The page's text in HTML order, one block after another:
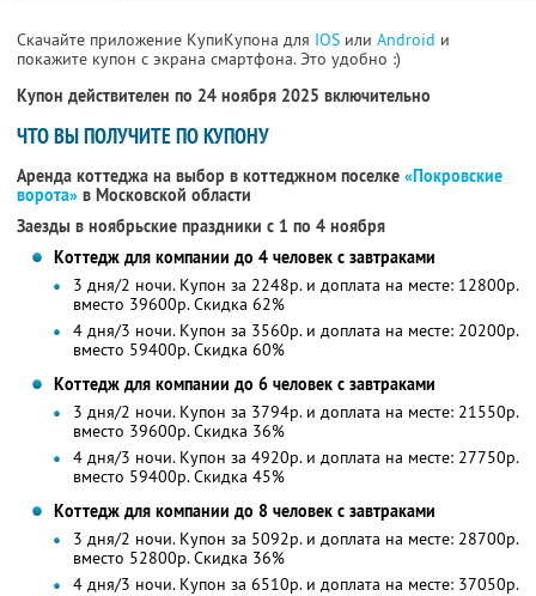
Скачайте приложение КупиКупона для IOS или Android и
покажите купон с экрана смартфона. Это удобно :)
Купон действителен по 24 ноября 2025 включительно
ЧТО ВЫ ПОЛУЧИТЕ ПО КУПОНУ
Аренда коттеджа на выбор в коттеджном поселке «Покровские
ворота» в Московской области
Заезды в ноябрьские праздники с 1 по 4 ноября
Коттедж для компании до 4 человек с завтраками
3 дня/2 ночи. Купон за 2248р. и доплата на месте: 12800р.
вместо 39600р. Скидка 62%
4 дня/3 ночи. Купон за 3560р. и доплата на месте: 20200р.
вместо 59400р. Скидка 60%
Коттедж для компании до 6 человек с завтраками
3 дня/2 ночи. Купон за 3794р. и доплата на месте: 21550р.
вместо 39600р. Скидка 36%
4 дня/3 ночи. Купон за 4920р. и доплата на месте: 27750р.
вместо 59400р. Скидка 45%
Коттедж для компании до 8 человек с завтраками
3 дня/2 ночи. Купон за 5092р. и доплата на месте: 28700р.
вместо 52800р. Скидка 36%
4 дня/3 ночи. Купон за 6510р. и доплата на месте: 37050р.